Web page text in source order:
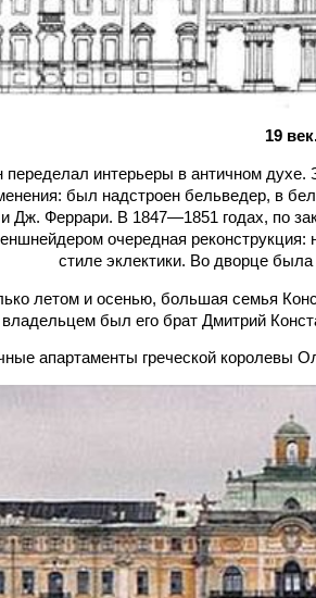
19
переделал интерьеры в античном
был надстроен бельведер, в
Феррари. В 1847—1851 годах, по
очередная
стиле эклектики. Во дворце
летом и осенью, большая семья
был его брат Дмитрий
апартаменты греческой королевы